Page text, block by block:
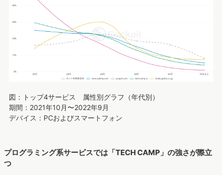
図：トップ4サービス 属性別グラフ（年代別）
期間：2021年10月〜2022年9月
デバイス：PCおよびスマートフォン
プログラミング系サービスでは「TECH CAMP」の強さが際立
つ